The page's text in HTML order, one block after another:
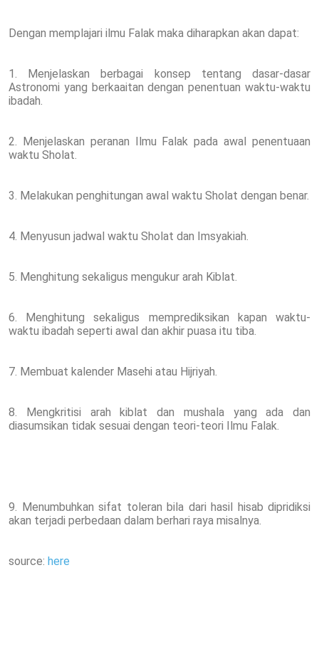
Dengan memplajari ilmu Falak maka diharapkan akan dapat:
1. Menjelaskan berbagai konsep tentang dasar-dasar
Astronomi yang berkaaitan dengan penentuan waktu-waktu
ibadah.
2. Menjelaskan peranan Ilmu Falak pada awal penentuaan
waktu Sholat.
3. Melakukan penghitungan awal waktu Sholat dengan benar.
4. Menyusun jadwal waktu Sholat dan Imsyakiah.
5. Menghitung sekaligus mengukur arah Kiblat.
6. Menghitung sekaligus memprediksikan kapan waktu-
waktu ibadah seperti awal dan akhir puasa itu tiba.
7. Membuat kalender Masehi atau Hijriyah.
8. Mengkritisi arah kiblat dan mushala yang ada dan
diasumsikan tidak sesuai dengan teori-teori Ilmu Falak.
9. Menumbuhkan sifat toleran bila dari hasil hisab dipridiksi
akan terjadi perbedaan dalam berhari raya misalnya.
source: here